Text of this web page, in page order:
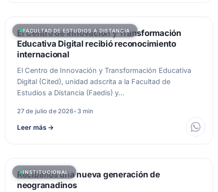
FACULTAD DE ESTUDIOS A DISTANCIA
El Centro de Innovación y Transformación
Educativa Digital recibió reconocimiento
internacional
El Centro de Innovación y Transformación Educativa
Digital (Cited), unidad adscrita a la Facultad de
Estudios a Distancia (Faedis) y…
27 de julio de 2026• 3 min
Leer más →
INSTITUCIONAL
Recibimos una nueva generación de
neogranadinos